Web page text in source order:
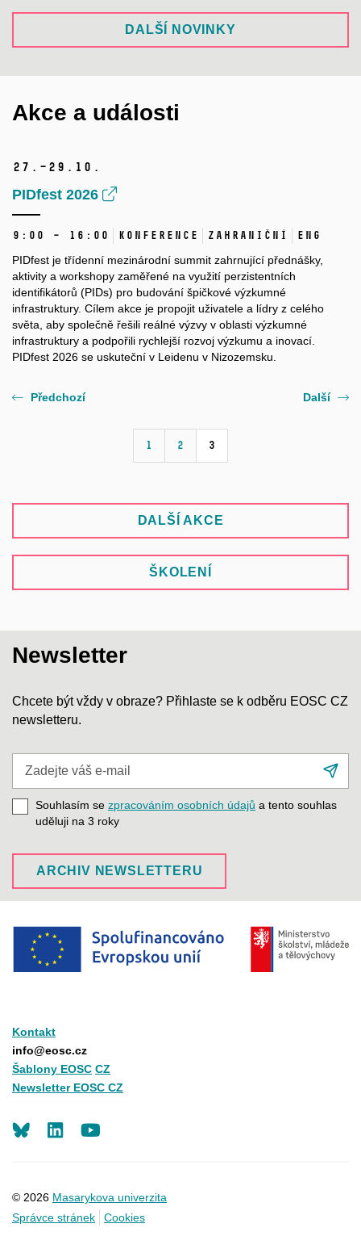
DALŠÍ NOVINKY
Akce a události
27.–29. 10.
PIDfest 2026
9:00 – 16:00 Konference Zahraniční ENG
PIDfest je třídenní mezinárodní summit zahrnující přednášky,
aktivity a workshopy zaměřené na využití perzistentních
identifikátorů (PIDs) pro budování špičkové výzkumné
infrastruktury. Cílem akce je propojit uživatele a lídry z celého
světa, aby společně řešili reálné výzvy v oblasti výzkumné
infrastruktury a podpořili rychlejší rozvoj výzkumu a inovací.
PIDfest 2026 se uskuteční v Leidenu v Nizozemsku.
Předchozí
1 2 3
Další
DALŠÍ AKCE
ŠKOLENÍ
Newsletter
Chcete být vždy v obraze? Přihlaste se k odběru EOSC CZ
newsletteru.
e-
mail
Souhlasím se zpracováním osobních údajů a tento souhlas
uděluji na 3 roky
ARCHIV NEWSLETTERU
Kontakt
info@eosc.cz
Šablony EOSC CZ
Newsletter EOSC CZ
© 2026 Masarykova univerzita
Správce stránek
Cookies
LinkedIn